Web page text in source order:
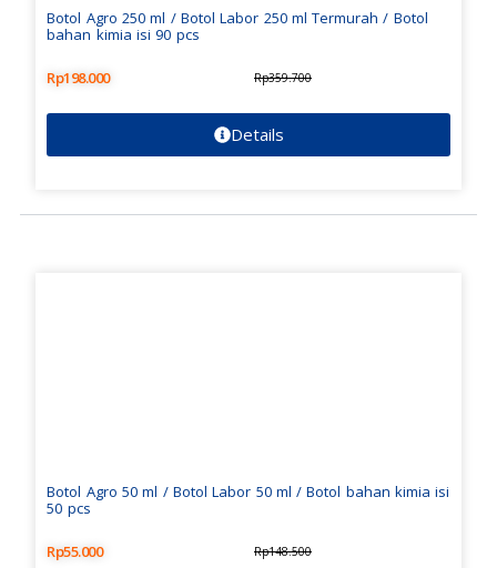
Botol Agro 250 ml / Botol Labor 250 ml Termurah / Botol
bahan kimia isi 90 pcs
Rp198.000 Rp359.700
Details
Botol Agro 50 ml / Botol Labor 50 ml / Botol bahan kimia isi
50 pcs
Rp55.000 Rp148.500